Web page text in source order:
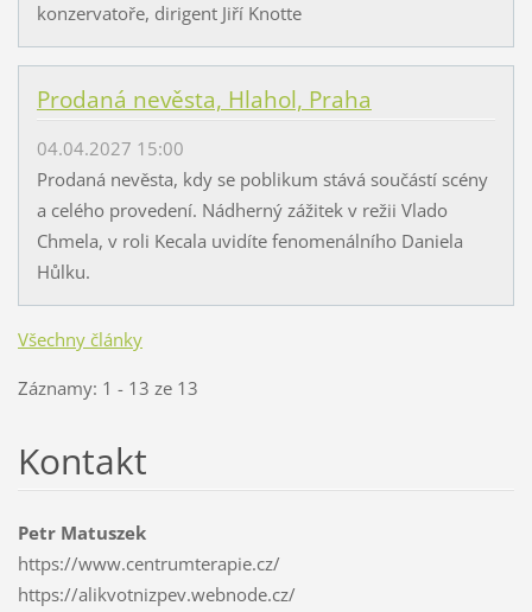
konzervatoře, dirigent Jiří Knotte
Prodaná nevěsta, Hlahol, Praha
04.04.2027 15:00
Prodaná nevěsta, kdy se poblikum stává součástí scény
a celého provedení. Nádherný zážitek v režii Vlado
Chmela, v roli Kecala uvidíte fenomenálního Daniela
Hůlku.
Všechny články
Záznamy: 1 - 13 ze 13
Kontakt
Petr Matuszek
https://www.centrumterapie.cz/
https://alikvotnizpev.webnode.cz/